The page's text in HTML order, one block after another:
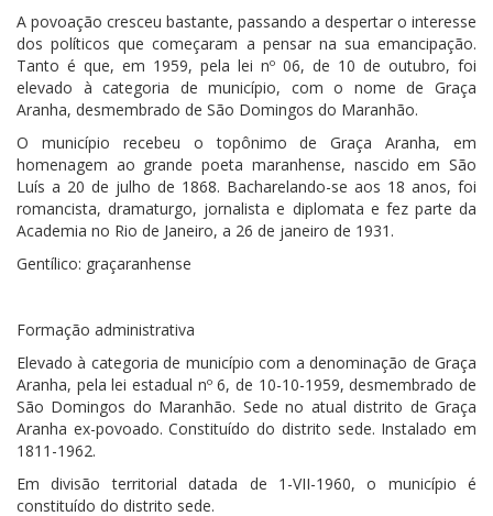
A povoação cresceu bastante, passando a despertar o interesse
dos políticos que começaram a pensar na sua emancipação.
Tanto é que, em 1959, pela lei nº 06, de 10 de outubro, foi
elevado à categoria de município, com o nome de Graça
Aranha, desmembrado de São Domingos do Maranhão.
O município recebeu o topônimo de Graça Aranha, em
homenagem ao grande poeta maranhense, nascido em São
Luís a 20 de julho de 1868. Bacharelando-se aos 18 anos, foi
romancista, dramaturgo, jornalista e diplomata e fez parte da
Academia no Rio de Janeiro, a 26 de janeiro de 1931.
Gentílico: graçaranhense
Formação administrativa
Elevado à categoria de município com a denominação de Graça
Aranha, pela lei estadual nº 6, de 10-10-1959, desmembrado de
São Domingos do Maranhão. Sede no atual distrito de Graça
Aranha ex-povoado. Constituído do distrito sede. Instalado em
1811-1962.
Em divisão territorial datada de 1-VII-1960, o município é
constituído do distrito sede.